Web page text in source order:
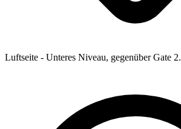
Luftseite - Unteres Niveau, gegenüber Gate 2.